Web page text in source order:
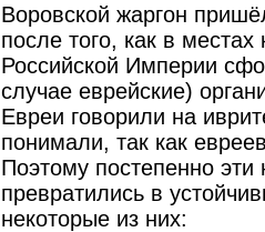
Воровской жаргон
после того, как в
Российской Империи
случае еврейские)
Евреи говорили на
понимали, так как
Поэтому постепенно
превратились в
некоторые из них: